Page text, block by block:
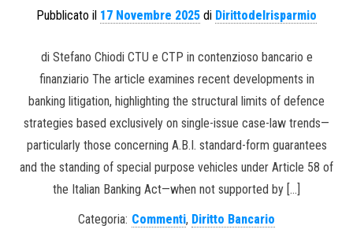
Pubblicato il 17 Novembre 2025 di Dirittodelrisparmio
di Stefano Chiodi CTU e CTP in contenzioso bancario e
finanziario The article examines recent developments in
banking litigation, highlighting the structural limits of defence
strategies based exclusively on single-issue case-law trends—
particularly those concerning A.B.I. standard-form guarantees
and the standing of special purpose vehicles under Article 58 of
the Italian Banking Act—when not supported by […]
Categoria: Commenti, Diritto Bancario